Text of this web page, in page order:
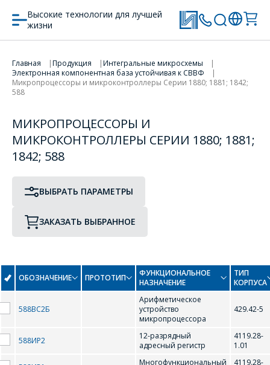
Высокие технологии для лучшей
жизни
Главная Продукция
Интегральные микросхемы
Электронная компонентная база устойчивая к СВВФ
Микропроцессоры и микроконтроллеры Серии 1880; 1881; 1842;
588
МИКРОПРОЦЕССОРЫ И
МИКРОКОНТРОЛЛЕРЫ СЕРИИ 1880; 1881;
1842; 588
ВЫБРАТЬ ПАРАМЕТРЫ
80C31 80C51
80C52
A
ЗАКАЗАТЬ ВЫБРАННОЕ
ПРОДОЛЖИТЬ ПОКУПКИ
ОБОЗНАЧЕНИЕ ПРОТОТИП
ФУНКЦИОНАЛЬНОЕ
НАЗНАЧЕНИЕ
ТИП
КОРПУСА
588ВС2Б
Арифметическое
устройство
микропроцессора
429.42-5
588ИР2
12-разрядный
адресный регистр
4119.28-
1.01
Многофункциональный
4119.28-